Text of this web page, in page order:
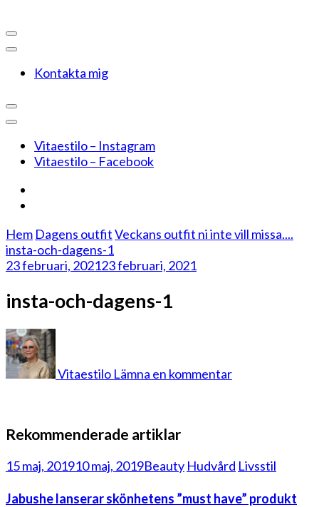
Kontakta mig
Vitaestilo – Instagram
Vitaestilo – Facebook
Hem Dagens outfitVeckans outfit ni inte vill missa....
insta-och-dagens-1
23 februari, 202123 februari, 2021
insta-och-dagens-1
Vitaestilo Lämna en kommentar
dagens-
Rekommenderade artiklar
15 maj, 201910 maj, 2019Beauty Hudvård Livsstil
Jabushe lanserar skönhetens ”must have” produkt